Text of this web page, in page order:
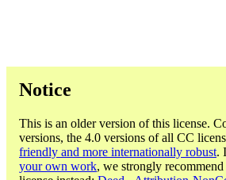
Notice
This is an older version of this license.
versions, the 4.0 versions of all CC
friendly and more internationally robust.
your own work, we strongly